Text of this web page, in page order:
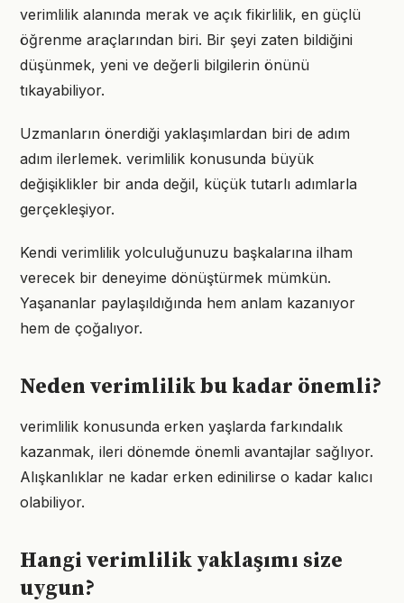
verimlilik alanında merak ve açık fikirlilik, en güçlü
öğrenme araçlarından biri. Bir şeyi zaten bildiğini
düşünmek, yeni ve değerli bilgilerin önünü
tıkayabiliyor.
Uzmanların önerdiği yaklaşımlardan biri de adım
adım ilerlemek. verimlilik konusunda büyük
değişiklikler bir anda değil, küçük tutarlı adımlarla
gerçekleşiyor.
Kendi verimlilik yolculuğunuzu başkalarına ilham
verecek bir deneyime dönüştürmek mümkün.
Yaşananlar paylaşıldığında hem anlam kazanıyor
hem de çoğalıyor.
Neden verimlilik bu kadar önemli?
verimlilik konusunda erken yaşlarda farkındalık
kazanmak, ileri dönemde önemli avantajlar sağlıyor.
Alışkanlıklar ne kadar erken edinilirse o kadar kalıcı
olabiliyor.
Hangi verimlilik yaklaşımı size
uygun?